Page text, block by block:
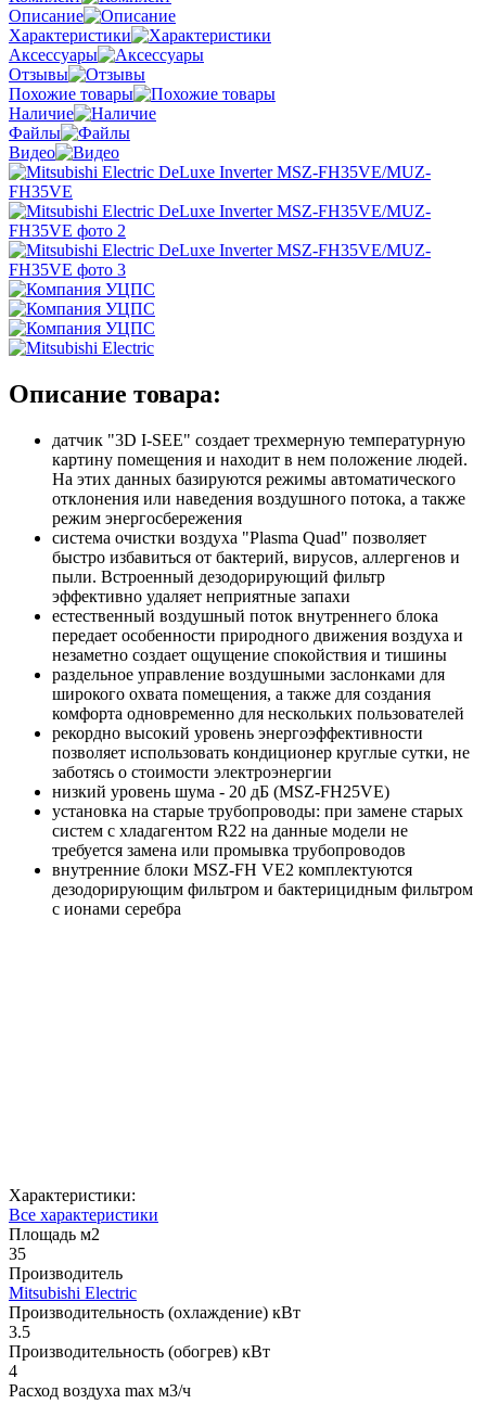
Описание
Характеристики
Аксессуары
Отзывы
Похожие товары
Наличие
Файлы
Видео
Описание товара:
датчик "3D I-SEE" создает трехмерную температурную
картину помещения и находит в нем положение людей.
На этих данных базируются режимы автоматического
отклонения или наведения воздушного потока, а также
режим энергосбережения
система очистки воздуха "Plasma Quad" позволяет
быстро избавиться от бактерий, вирусов, аллергенов и
пыли. Встроенный дезодорирующий фильтр
эффективно удаляет неприятные запахи
естественный воздушный поток внутреннего блока
передает особенности природного движения воздуха и
незаметно создает ощущение спокойствия и тишины
раздельное управление воздушными заслонками для
широкого охвата помещения, а также для создания
комфорта одновременно для нескольких пользователей
рекордно высокий уровень энергоэффективности
позволяет использовать кондиционер круглые сутки, не
заботясь о стоимости электроэнергии
низкий уровень шума - 20 дБ (MSZ-FH25VE)
установка на старые трубопроводы: при замене старых
систем с хладагентом R22 на данные модели не
требуется замена или промывка трубопроводов
внутренние блоки MSZ-FH VE2 комплектуются
дезодорирующим фильтром и бактерицидным фильтром
с ионами серебра
Характеристики:
Все характеристики
Площадь м2
35
Производитель
Mitsubishi Electric
Производительность (охлаждение) кВт
3.5
Производительность (обогрев) кВт
4
Расход воздуха max м3/ч